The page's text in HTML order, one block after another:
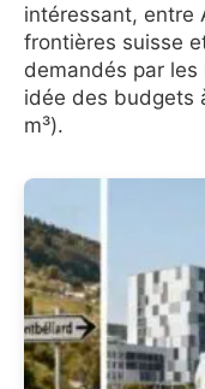
intéressant, entre
frontières suisse
demandés par
idée des budgets
m³).